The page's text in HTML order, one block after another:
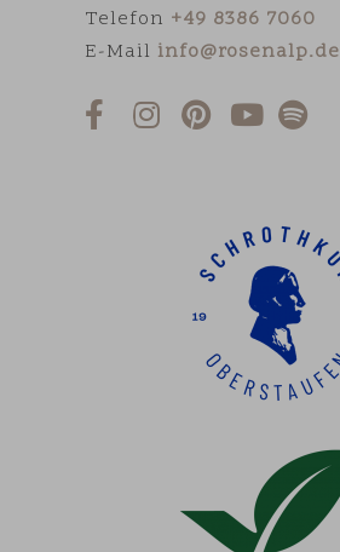
Telefon +49 8386 7060
E-Mail info@rosenalp.de